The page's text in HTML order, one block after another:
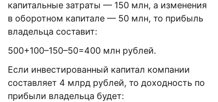
капитальные затраты — 150 млн, а изменения
в оборотном капитале — 50 млн, то прибыль
владельца составит:
500+100–150–50=400 млн рублей.
Если инвестированный капитал компании
составляет 4 млрд рублей, то доходность по
прибыли владельца будет: